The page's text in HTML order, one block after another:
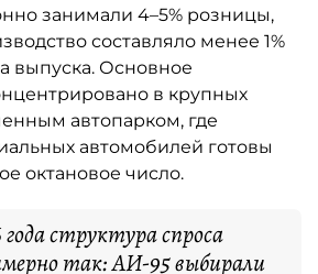
занимали 4–5% розницы,
составляло менее 1%
выпуска. Основное
в крупных
автопарком, где
автомобилей готовы
октановое число.
структура спроса
так: АИ-95 выбирали